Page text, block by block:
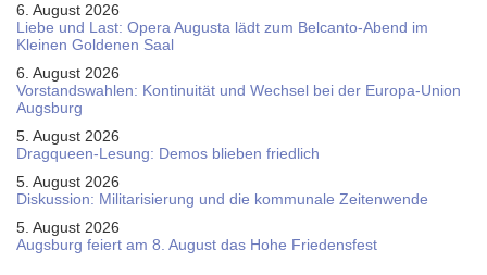
6. August 2026
Liebe und Last: Opera Augusta lädt zum Belcanto-Abend im
Kleinen Goldenen Saal
6. August 2026
Vorstandswahlen: Kontinuität und Wechsel bei der Europa-Union
Augsburg
5. August 2026
Dragqueen-Lesung: Demos blieben friedlich
5. August 2026
Diskussion: Mi­li­ta­ri­sie­rung und die kommunale Zeitenwende
5. August 2026
Augsburg feiert am 8. August das Hohe Friedensfest